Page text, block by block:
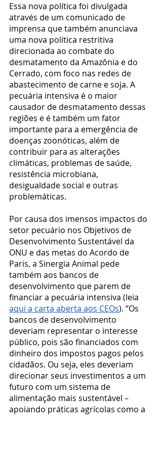
Essa nova política foi divulgada
através de um comunicado de
imprensa que também anunciava
uma nova política restritiva
direcionada ao combate do
desmatamento da Amazônia e do
Cerrado, com foco nas redes de
abastecimento de carne e soja. A
pecuária intensiva é o maior
causador de desmatamento dessas
regiões e é também um fator
importante para a emergência de
doenças zoonóticas, além de
contribuir para as alterações
climáticas, problemas de saúde,
resistência microbiana,
desigualdade social e outras
problemáticas.
Por causa dos imensos impactos do
setor pecuário nos Objetivos de
Desenvolvimento Sustentável da
ONU e das metas do Acordo de
Paris, a Sinergia Animal pede
também aos bancos de
desenvolvimento que parem de
financiar a pecuária intensiva (leia
aqui a carta aberta aos CEOs). “Os
bancos de desenvolvimento
deveriam representar o interesse
público, pois são financiados com
dinheiro dos impostos pagos pelos
cidadãos. Ou seja, eles deveriam
direcionar seus investimentos a um
futuro com um sistema de
alimentação mais sustentável –
apoiando práticas agrícolas como a